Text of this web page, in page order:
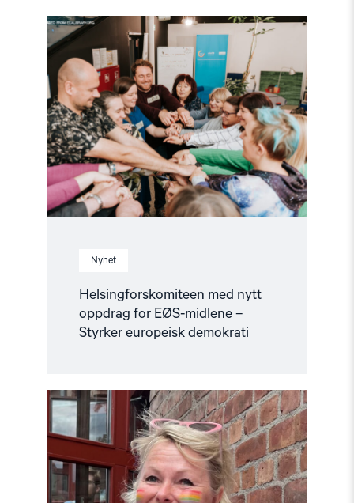
Nyhet
Helsingforskomiteen med nytt
oppdrag for EØS-midlene –
Styrker europeisk demokrati
Read
article
"Helsingforskomiteen
med
nytt
oppdrag
for
EØS-
midlene
–
Styrker
europeisk
demokrati"
Read
article
"Fortsatt
er
ingen
fri
før
alle